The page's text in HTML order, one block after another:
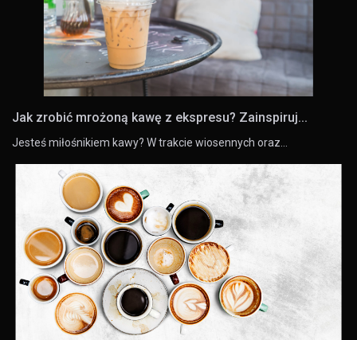
Jak zrobić mrożoną kawę z ekspresu? Zainspiruj...
Jesteś miłośnikiem kawy? W trakcie wiosennych oraz…